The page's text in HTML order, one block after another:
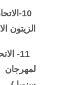
10-
الزيتون
11-
لمهرجان